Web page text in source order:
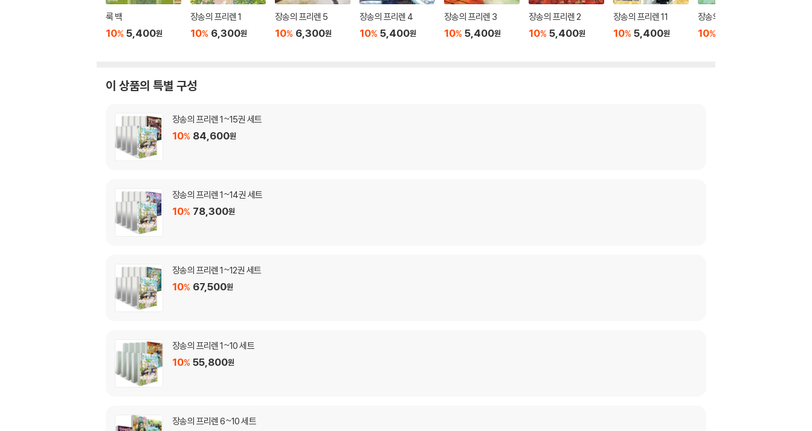
룩 백
10% 5,400원
장송의 프리렌 1
10% 6,300원
장송의 프리렌 5
10% 6,300원
장송의 프리렌 4
10% 5,400원
장송의 프리렌 3
10% 5,400원
장송의 프리렌 2
10% 5,400원
장송의 프리렌 11
10% 5,400원
장송의 프리렌 10
10%
이 상품의 특별 구성
장송의 프리렌 1~15권 세트
10% 84,600원
장송의 프리렌 1~14권 세트
10% 78,300원
장송의 프리렌 1~12권 세트
10% 67,500원
장송의 프리렌 1~10 세트
10% 55,800원
장송의 프리렌 6~10 세트